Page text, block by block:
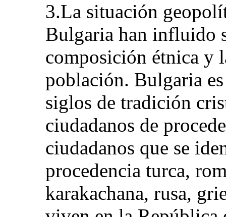
3.La situación
Bulgaria han influido
composición étnica y
población. Bulgaria
siglos de tradición
ciudadanos de
ciudadanos que se
procedencia turca,
karakachana, rusa,